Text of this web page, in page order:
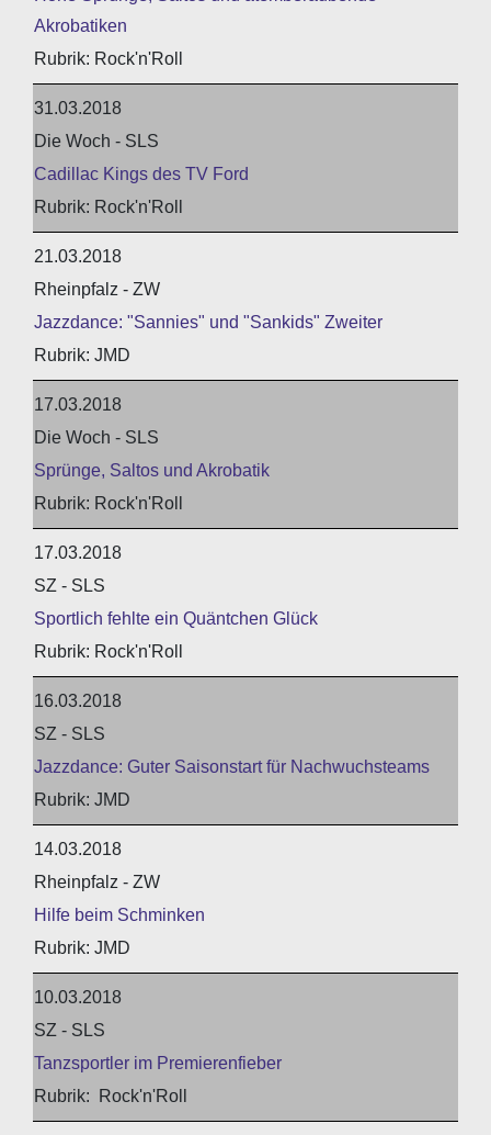
Akrobatiken
Rock'n'Roll
31.03.2018
Die Woch - SLS
Cadillac Kings des TV Ford
Rock'n'Roll
21.03.2018
Rheinpfalz - ZW
Jazzdance: "Sannies" und "Sankids" Zweiter
JMD
17.03.2018
Die Woch - SLS
Sprünge, Saltos und Akrobatik
Rock'n'Roll
17.03.2018
SZ - SLS
Sportlich fehlte ein Quäntchen Glück
Rock'n'Roll
16.03.2018
SZ - SLS
Jazzdance: Guter Saisonstart für Nachwuchsteams
JMD
14.03.2018
Rheinpfalz - ZW
Hilfe beim Schminken
JMD
10.03.2018
SZ - SLS
Tanzsportler im Premierenfieber
Rock'n'Roll